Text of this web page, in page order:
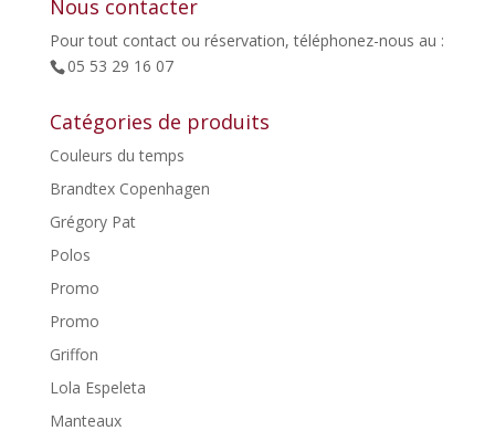
Nous contacter
Pour tout contact ou réservation, téléphonez-nous au :
05 53 29 16 07
Catégories de produits
Couleurs du temps
Brandtex Copenhagen
Grégory Pat
Polos
Promo
Promo
Griffon
Lola Espeleta
Manteaux